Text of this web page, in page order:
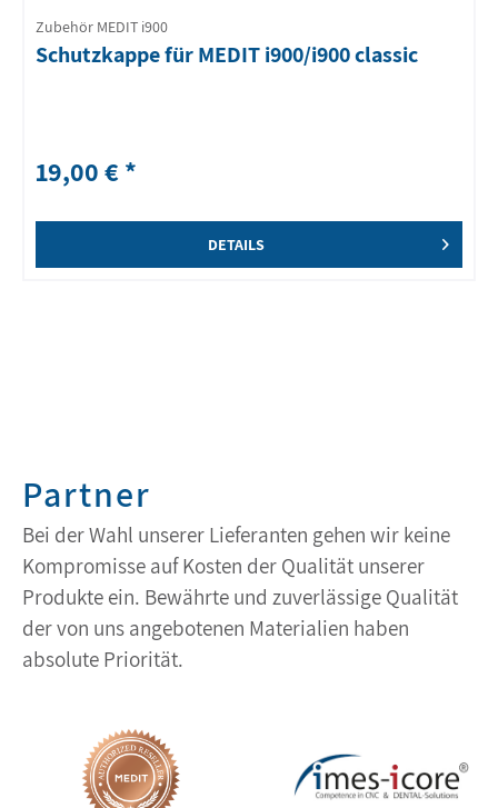
Zubehör MEDIT i900
Schutzkappe für MEDIT i900/i900 classic
19,00 € *
DETAILS
Partner
Bei der Wahl unserer Lieferanten gehen wir keine
Kompromisse auf Kosten der Qualität unserer
Produkte ein. Bewährte und zuverlässige Qualität
der von uns angebotenen Materialien haben
absolute Priorität.